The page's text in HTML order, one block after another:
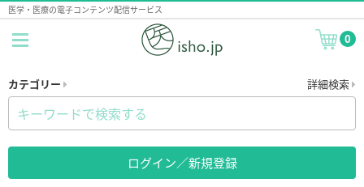
医学・医療の電子コンテンツ配信サービス
0
カテゴリー 詳細検索
ログイン／新規登録